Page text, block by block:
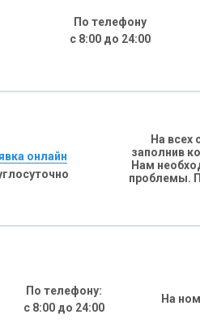
По телефону
с 8:00 до 24:00
онлайн
На всех
заполнив
Нам
проблемы.
По телефону:
с 8:00 до 24:00
На